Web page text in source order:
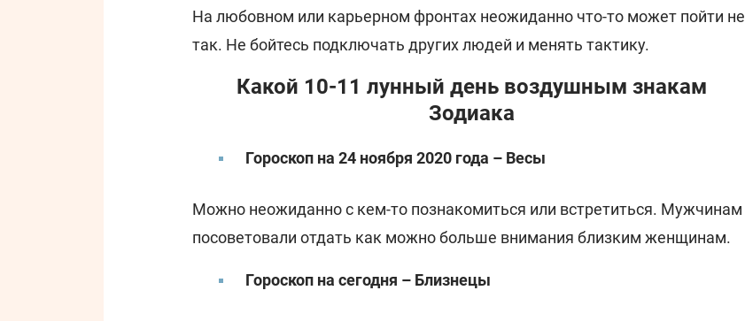
На любовном или карьерном фронтах неожиданно что-то может пойти не
так. Не бойтесь подключать других людей и менять тактику.
Какой 10-11 лунный день воздушным знакам
Зодиака
Гороскоп на 24 ноября 2020 года – Весы
Можно неожиданно с кем-то познакомиться или встретиться. Мужчинам
посоветовали отдать как можно больше внимания близким женщинам.
Гороскоп на сегодня – Близнецы